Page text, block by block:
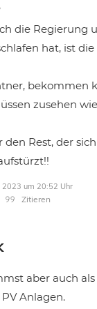
die Regierung
hat, ist
bekommen
zusehen
den Rest, der
2023 um 20:52 Uhr
Zitieren
aber auch
Anlagen.